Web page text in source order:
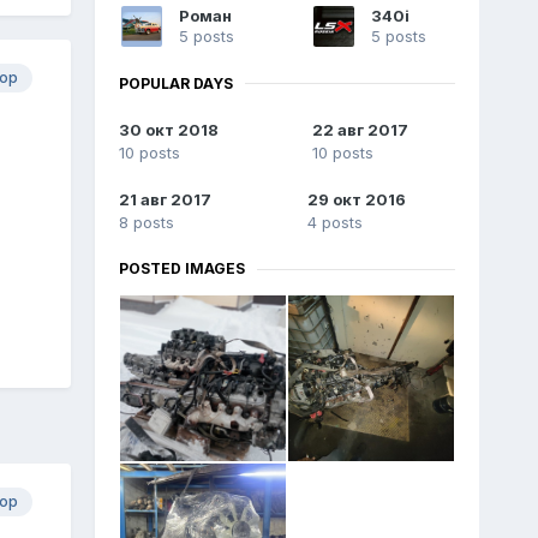
Роман
5 posts
340i
5 posts
POPULAR DAYS
30 окт 2018
10 posts
22 авг 2017
10 posts
21 авг 2017
8 posts
29 окт 2016
4 posts
POSTED IMAGES